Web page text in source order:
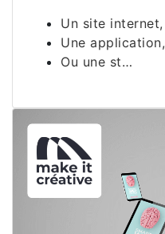
Un site internet,
Une application,
Ou une st…